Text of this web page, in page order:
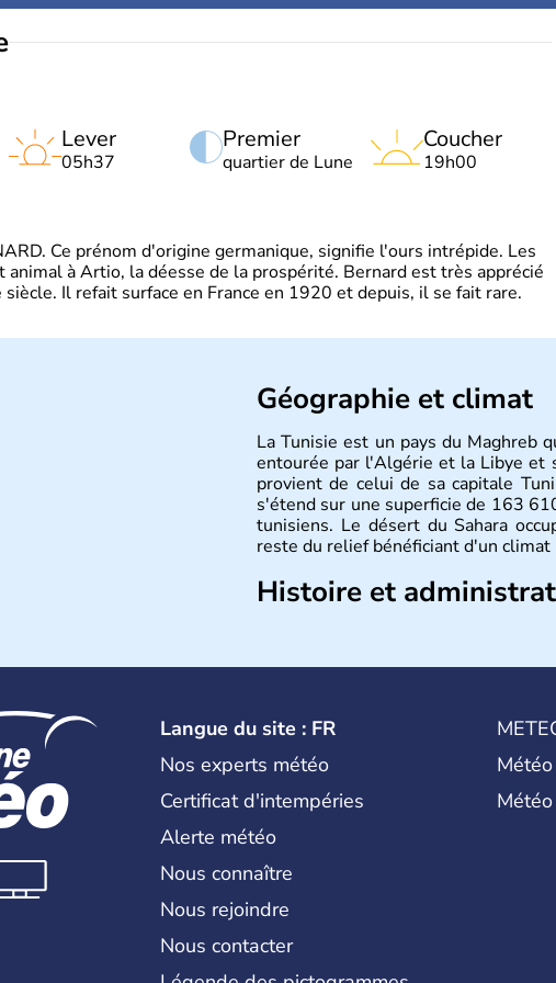
Premier
quartier de Lune
Lever
05h37
Coucher
19h00
Ce prénom d'origine germanique, signifie l'ours intrépide. Les
animal à Artio, la déesse de la prospérité. Bernard est très apprécié
Il refait surface en France en 1920 et depuis, il se fait rare.
Géographie et climat
La Tunisie est un pays du Maghreb
entourée par l'Algérie et la Libye et
provient de celui de sa capitale
s'étend sur une superficie de 163
tunisiens. Le désert du Sahara
reste du relief bénéficiant d'un
Histoire et
négociations, la France reconnaît
à l'exception de la base de Bizerte
Langue du site : FR
Nos experts météo
Certificat d'intempéries
Alerte météo
Nous connaître
Nous rejoindre
Nous contacter